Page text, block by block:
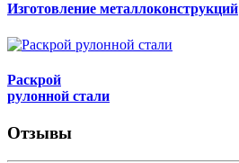
Изготовление металлоконструкций
Раскрой
рулонной стали
Отзывы